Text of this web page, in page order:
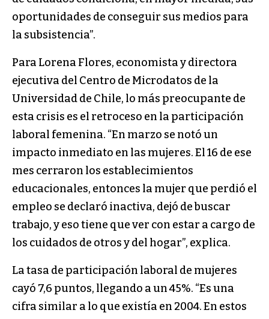
oportunidades de conseguir sus medios para
la subsistencia”.
Para Lorena Flores, economista y directora
ejecutiva del Centro de Microdatos de la
Universidad de Chile, lo más preocupante de
esta crisis es el retroceso en la participación
laboral femenina. “En marzo se notó un
impacto inmediato en las mujeres. El 16 de ese
mes cerraron los establecimientos
educacionales, entonces la mujer que perdió el
empleo se declaró inactiva, dejó de buscar
trabajo, y eso tiene que ver con estar a cargo de
los cuidados de otros y del hogar”, explica.
La tasa de participación laboral de mujeres
cayó 7,6 puntos, llegando a un 45%. “Es una
cifra similar a lo que existía en 2004. En estos